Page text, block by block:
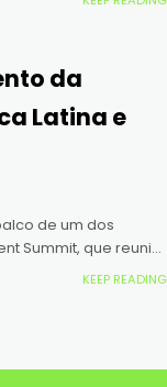
da
Latina e
de um dos
Summit, que reuniu
KEEP READING